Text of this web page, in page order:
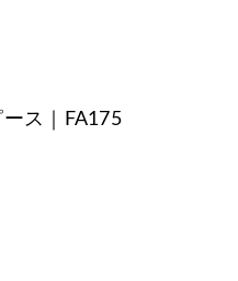
ス｜FA175